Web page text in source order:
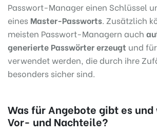
Passwort-Manager einen Schlüssel
eines Master-Passworts. Zusätzlich
meisten Passwort-Managern auch
generierte Passwörter erzeugt und
verwendet werden, die durch ihre
besonders sicher sind.
Was für Angebote gibt es
Vor- und Nachteile?